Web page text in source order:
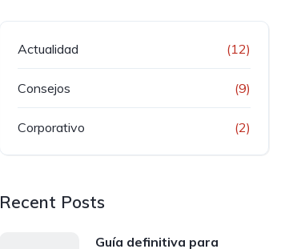
Actualidad (12)
Consejos (9)
Corporativo (2)
Recent Posts
Guía definitiva para